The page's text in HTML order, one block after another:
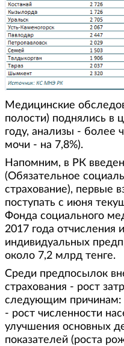
Медицинские
полости) поднялись в
году, анализы - более
мочи - на 7,8%).
Напомним, в РК
(Обязательное
страхование), первые
поступать с июня
Фонда социального
2017 года отчисления
индивидуальных
около 7,2 млрд тенге.
Среди предпосылок
страхования - рост
следующим причинам:
- рост численности
улучшения основных
показателей (роста